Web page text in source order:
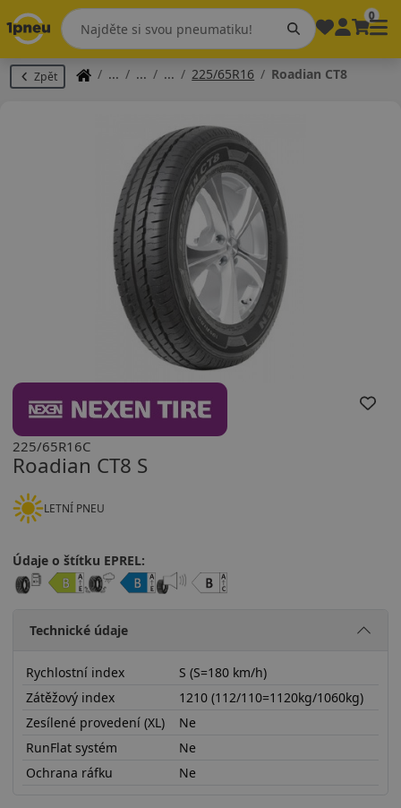
0
Zpět 225/65R16 Roadian CT8
Roadian CT8 S
225/65R16C
LETNÍ PNEU
Údaje o štítku EPREL:
Technické údaje
Rychlostní index
S (S=180 km/h)
Zátěžový index
1210 (112/110=1120kg/1060kg)
Zesílené provedení (XL)
Ne
RunFlat systém
Ne
Ochrana ráfku
Ne